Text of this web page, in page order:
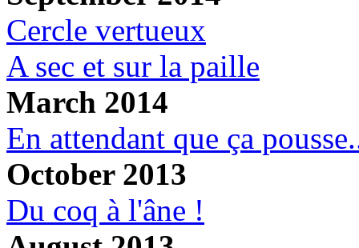
Cercle vertueux
A sec et sur la paille
March 2014
En attendant que ça
October 2013
Du coq à l'âne !